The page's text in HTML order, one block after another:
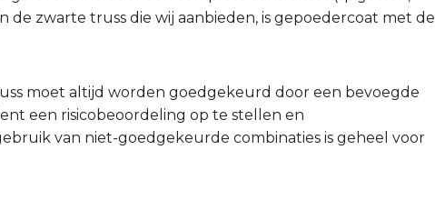
de zwarte truss die wij aanbieden, is gepoedercoat met de
moet altijd worden goedgekeurd door een bevoegde
een risicobeoordeling op te stellen en
van niet-goedgekeurde combinaties is geheel voor